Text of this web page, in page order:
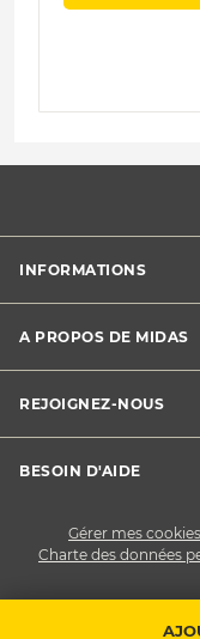
INFORMATIONS
Charte des cookies
Charte des données
CGV
Conditions de
A PROPOS DE MIDAS
Midas France
Développement durable
REJOIGNEZ-NOUS
Devenez franchisé
BESOIN D'AIDE
Gérer mes
Charte des données
Prendre